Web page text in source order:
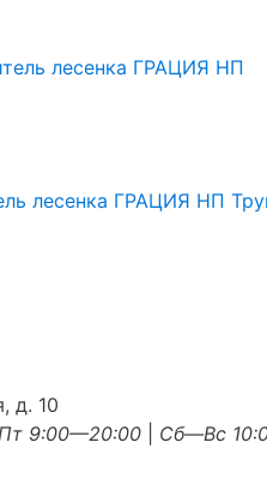
лесенка ГРАЦИЯ НП
д. 10
9:00—20:00
Сб—Вс